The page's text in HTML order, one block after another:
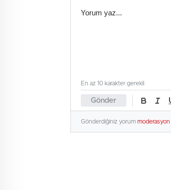
Gönder
En az 10 karakter gerekli
Gönderdiğiniz yorum moderasyon